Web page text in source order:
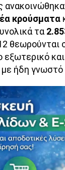
κρούσματα
τα
θεωρούνται
εξωτερικό
με ήδη